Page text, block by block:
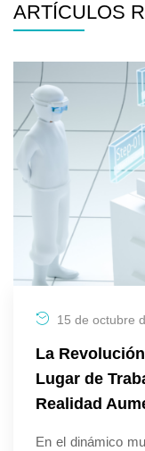
ARTÍCULOS
15 de octubre
La
Lugar de
Realidad
En el dinámico